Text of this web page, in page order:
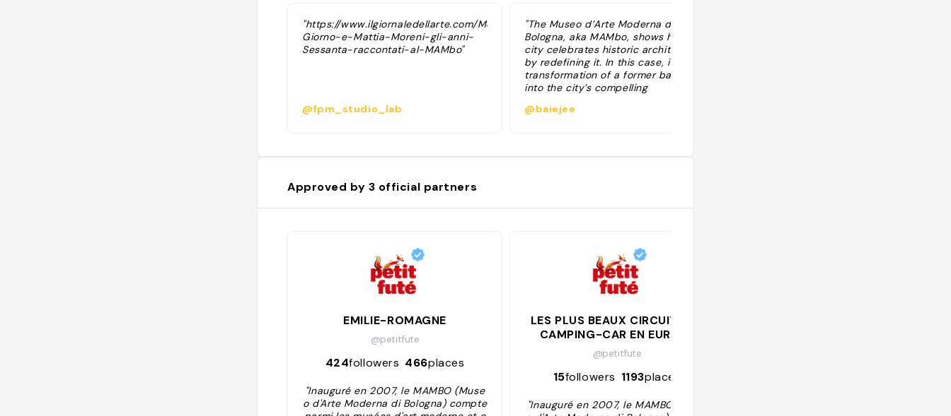
"https://www.ilgiornaledellarte.com/Mostre/John-
Giorno-e-Mattia-Moreni-gli-anni-
Sessanta-raccontati-al-MAMbo"
@fpm_studio_lab
"The Museo d’Arte Moderna di
Bologna, aka MAMbo, shows how the
city celebrates historic architecture
by redefining it. In this case, it’s the
transformation of a former bakery
into the city’s compelling
@baiejee
Approved by 3 official partners
EMILIE-ROMAGNE
@petitfute
424followers 466places
"Inauguré en 2007, le MAMBO (Muse
o d'Arte Moderna di Bologna) compte
LES PLUS BEAUX CIRCUITS EN
CAMPING-CAR EN EUROPE
@petitfute
15followers 1193places
"Inauguré en 2007, le MAMBO (Muse